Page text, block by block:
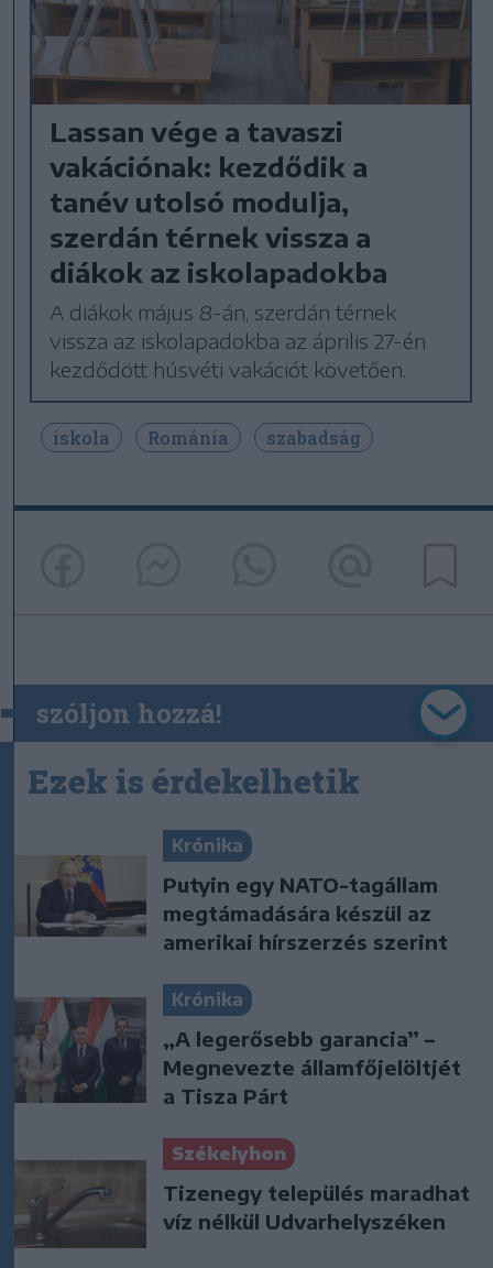
Lassan vége a tavaszi
vakációnak: kezdődik a
tanév utolsó modulja,
szerdán térnek vissza a
diákok az iskolapadokba
A diákok május 8-án, szerdán térnek
vissza az iskolapadokba az április 27-én
kezdődött húsvéti vakációt követően.
iskola Románia szabadság
szóljon hozzá!
Ezek is érdekelhetik
Krónika
Putyin egy NATO-tagállam
megtámadására készül az
amerikai hírszerzés szerint
Krónika
„A legerősebb garancia” –
Megnevezte államfőjelöltjét
a Tisza Párt
Székelyhon
Tizenegy település maradhat
víz nélkül Udvarhelyszéken